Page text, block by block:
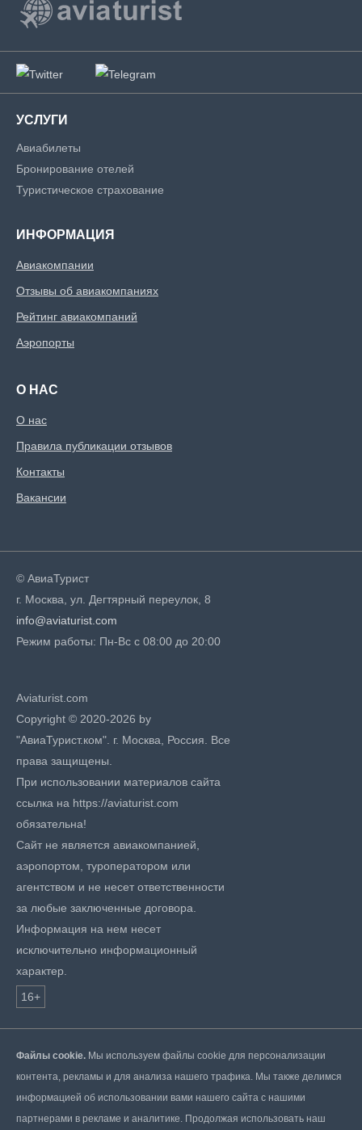
УСЛУГИ
Авиабилеты
Бронирование отелей
Туристическое страхование
ИНФОРМАЦИЯ
Авиакомпании
Отзывы об авиакомпаниях
Рейтинг авиакомпаний
Аэропорты
О НАС
О нас
Правила публикации отзывов
Контакты
Вакансии
© АвиаТурист
г. Москва, ул. Дегтярный переулок, 8
info@aviaturist.com
Режим работы: Пн-Вс с 08:00 до 20:00
Aviaturist.com
Copyright © 2020-2026 by
"АвиаТурист.ком". г. Москва, Россия. Все
права защищены.
При использовании материалов сайта
ссылка на https://aviaturist.com
обязательна!
Сайт не является авиакомпанией,
аэропортом, туроператором или
агентством и не несет ответственности
за любые заключенные договора.
Информация на нем несет
исключительно информационный
характер.
16+
Файлы cookie. Мы используем файлы cookie для персонализации
контента, рекламы и для анализа нашего трафика. Мы также делимся
информацией об использовании вами нашего сайта с нашими
партнерами в рекламе и аналитике. Продолжая использовать наш